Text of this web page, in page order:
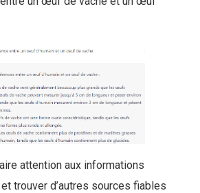
attention aux informations
trouver d’autres sources fiables